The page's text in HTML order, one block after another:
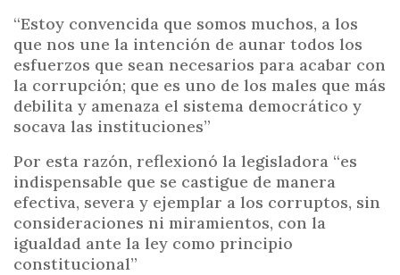
“Estoy convencida que somos muchos, a los
que nos une la intención de aunar todos los
esfuerzos que sean necesarios para acabar con
la corrupción; que es uno de los males que más
debilita y amenaza el sistema democrático y
socava las instituciones”
Por esta razón, reflexionó la legisladora “es
indispensable que se castigue de manera
efectiva, severa y ejemplar a los corruptos, sin
consideraciones ni miramientos, con la
igualdad ante la ley como principio
constitucional”